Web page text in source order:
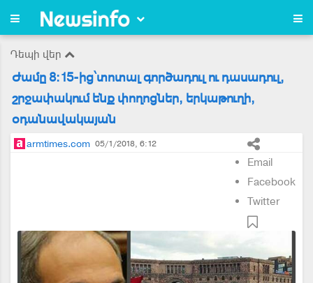
Դեպի վեր
Ժամը 8:15-ից՝տոտալ գործադուլ ու դասադուլ,
շրջափակում ենք փողոցներ, երկաթուղի,
օդանավակայան
armtimes.com 05/1/2018, 6:12
Email
Facebook
Twitter